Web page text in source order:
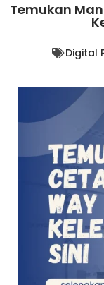
Temukan
Digital